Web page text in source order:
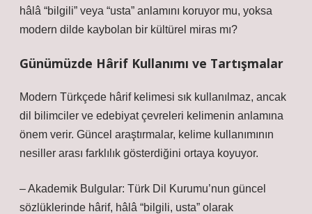
hâlâ “bilgili” veya “usta” anlamını koruyor mu, yoksa
modern dilde kaybolan bir kültürel miras mı?
Günümüzde Hârif Kullanımı ve Tartışmalar
Modern Türkçede hârif kelimesi sık kullanılmaz, ancak
dil bilimciler ve edebiyat çevreleri kelimenin anlamına
önem verir. Güncel araştırmalar, kelime kullanımının
nesiller arası farklılık gösterdiğini ortaya koyuyor.
– Akademik Bulgular: Türk Dil Kurumu’nun güncel
sözlüklerinde hârif, hâlâ “bilgili, usta” olarak